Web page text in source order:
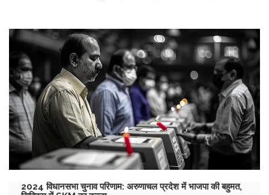
2024 विधानसभा चुनाव परिणाम: अरुणाचल प्रदेश में भाजपा की बहुमत,